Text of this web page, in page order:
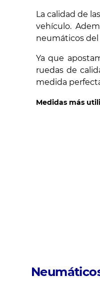
La calidad de
vehículo.
neumáticos del
Ya que
ruedas de
medida
Medidas más